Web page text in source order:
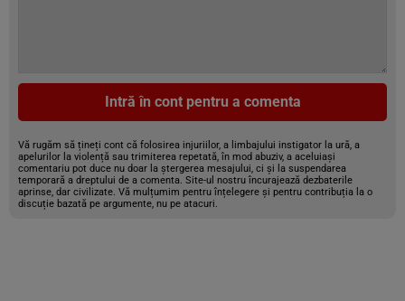
Intră în cont pentru a comenta
Vă rugăm să țineți cont că folosirea injuriilor, a limbajului instigator la ură, a
apelurilor la violență sau trimiterea repetată, în mod abuziv, a aceluiași
comentariu pot duce nu doar la ștergerea mesajului, ci și la suspendarea
temporară a dreptului de a comenta. Site-ul nostru încurajează dezbaterile
aprinse, dar civilizate. Vă mulțumim pentru înțelegere și pentru contribuția la o
discuție bazată pe argumente, nu pe atacuri.